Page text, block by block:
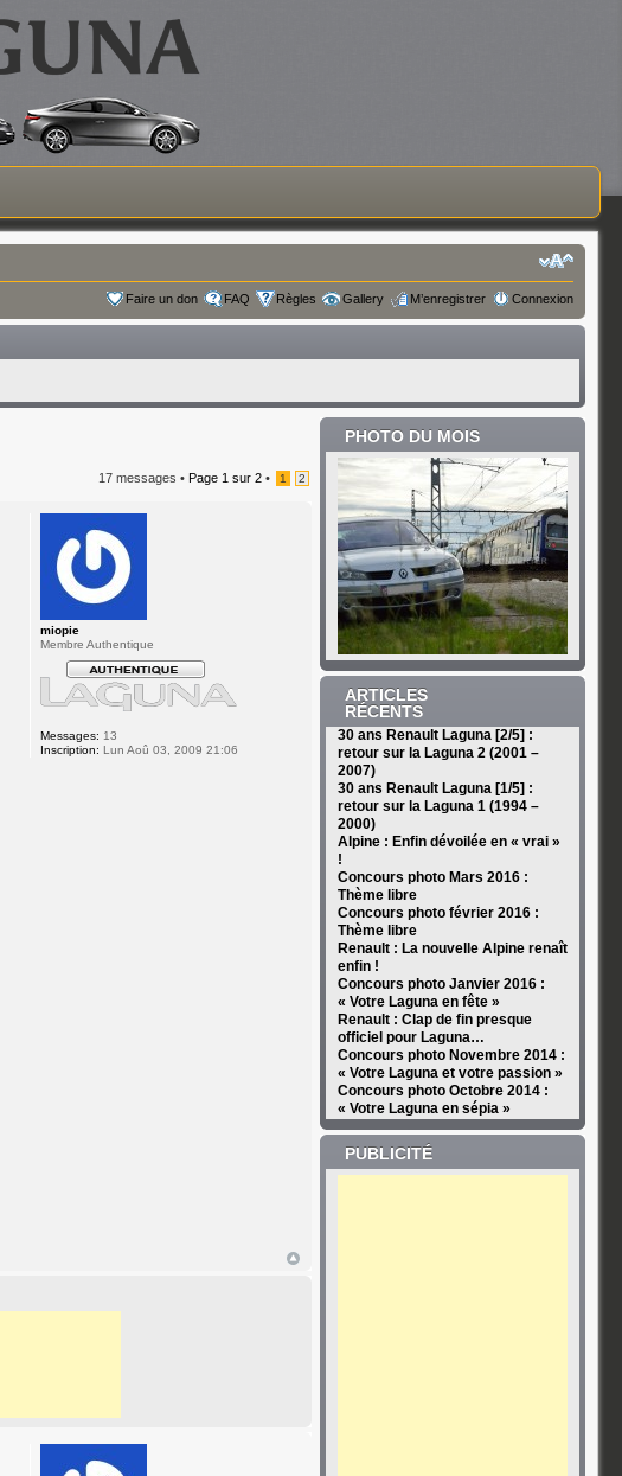
Faire un don FAQ Règles Gallery M’enregistrer Connexion
17 messages •Page 1 sur2 • 1 2
miopie
Membre Authentique
Messages: 13
Inscription: Lun Aoû 03, 2009 21:06
PHOTO DU MOIS
ARTICLES
RÉCENTS
30 ans Renault Laguna [2/5] :
retour sur la Laguna 2 (2001 –
2007)
30 ans Renault Laguna [1/5] :
retour sur la Laguna 1 (1994 –
2000)
Alpine : Enfin dévoilée en « vrai »
!
Concours photo Mars 2016 :
Thème libre
Concours photo février 2016 :
Thème libre
Renault : La nouvelle Alpine renaît
enfin !
Concours photo Janvier 2016 :
« Votre Laguna en fête »
Renault : Clap de fin presque
officiel pour Laguna…
Concours photo Novembre 2014 :
« Votre Laguna et votre passion »
Concours photo Octobre 2014 :
« Votre Laguna en sépia »
PUBLICITÉ